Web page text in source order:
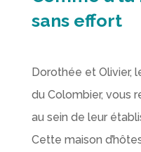
sans effort
Dorothée et Olivier,
du Colombier, vous
au sein de leur
Cette maison